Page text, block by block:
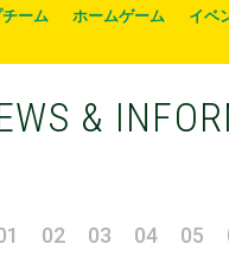
チーム ホームゲーム
イベ
&
02 03 04 05